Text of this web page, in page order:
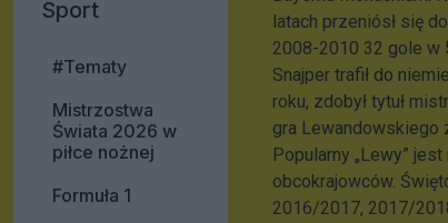
Sport
#Tematy
Mistrzostwa
Świata 2026 w
piłce nożnej
Formuła 1
latach przeniósł się
2008-2010 32 gole w
Snajper trafił do
roku, zdobył tytuł
gra Lewandowskiego
Popularny „Lewy”
obcokrajowców.
2016/2017, 2017/